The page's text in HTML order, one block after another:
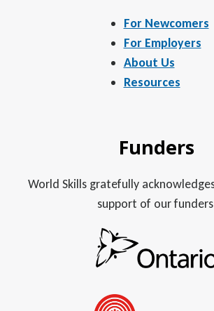
For Newcomers
For Employers
About Us
Resources
Funders
World Skills gratefully
support of our